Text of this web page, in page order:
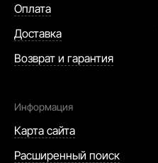
Оплата
Доставка
Возврат и гарантия
Информация
Карта сайта
Расширенный поиск